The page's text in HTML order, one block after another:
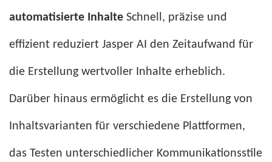
automatisierte Inhalte Schnell, präzise und
effizient reduziert Jasper AI den Zeitaufwand für
die Erstellung wertvoller Inhalte erheblich.
Darüber hinaus ermöglicht es die Erstellung von
Inhaltsvarianten für verschiedene Plattformen,
das Testen unterschiedlicher Kommunikationsstile